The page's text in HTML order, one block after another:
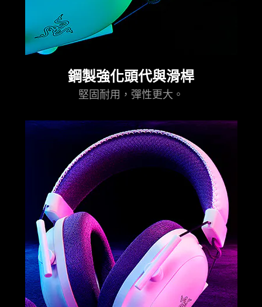
鋼製強化頭代與滑桿
堅固耐用，彈性更大。